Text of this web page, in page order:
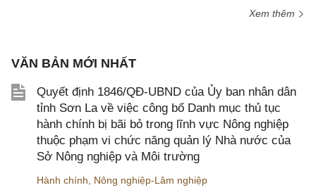
Xem thêm
VĂN BẢN MỚI NHẤT
Quyết định 1846/QĐ-UBND của Ủy ban nhân dân
tỉnh Sơn La về việc công bố Danh mục thủ tục
hành chính bị bãi bỏ trong lĩnh vực Nông nghiệp
thuộc phạm vi chức năng quản lý Nhà nước của
Sở Nông nghiệp và Môi trường
Hành chính Nông nghiệp-Lâm nghiệp